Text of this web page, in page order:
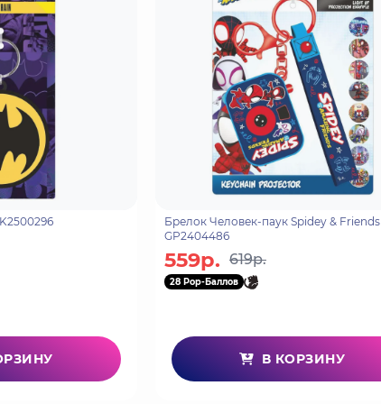
Брелок Человек-паук Spidey & Friends
GP2404486
559р. 619р.
28 Pop-Баллов
В КОРЗИНУ